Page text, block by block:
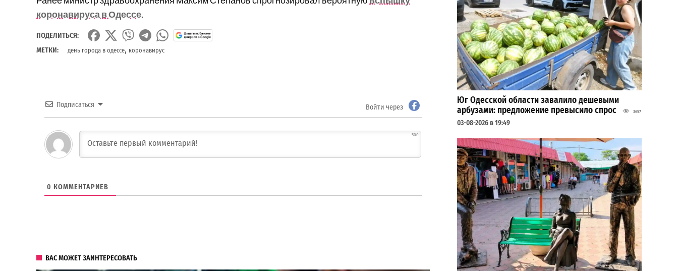
коронавируса в Одессе.
ПОДЕЛИТЬСЯ:
МЕТКИ:
день города в одессе, коронавирус
Подписаться Войти через
500
0 КОММЕНТАРИЕВ
ВАС МОЖЕТ ЗАИНТЕРЕСОВАТЬ
Юг Одесской области завалило дешевыми
арбузами: предложение превысило спрос
3657
03-08-2026 в 19:49